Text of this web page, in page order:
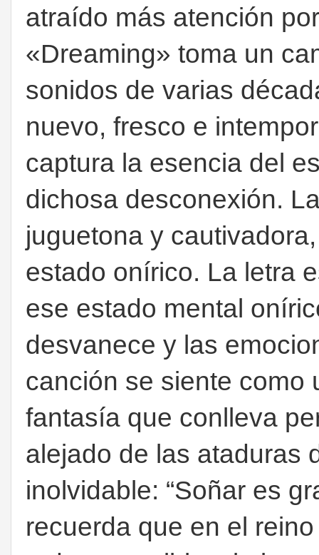
atraído más atención
«Dreaming» toma un
sonidos de varias
nuevo, fresco e
captura la esencia del
dichosa desconexión.
juguetona y
estado onírico. La letra
ese estado mental
desvanece y las
canción se siente como
fantasía que conlleva
alejado de las ataduras
inolvidable: “Soñar es
recuerda que en el